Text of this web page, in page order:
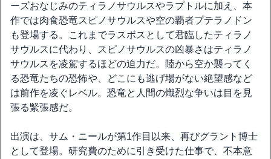
ーズおなじみのティラノサウルスやラプトルに加え、本
作では肉食恐竜スピノサウルスや空の覇者プテラノドン
も登場する。これまでラスボスとして君臨したティラノ
サウルスに代わり、スピノサウルスの凶暴さはティラノ
サウルスを凌駕するほどの迫力だ。陸から空か襲ってく
る恐竜たちの恐怖や、どこにも逃げ場がない絶望感など
は前作を凌ぐレベル。恐竜と人間の熾烈な争いは目を見
張る緊張感だ。
出演は、サム・ニールが第1作目以来、再びグラント博士
として登場。研究費のために引き受けた仕事で、不本意